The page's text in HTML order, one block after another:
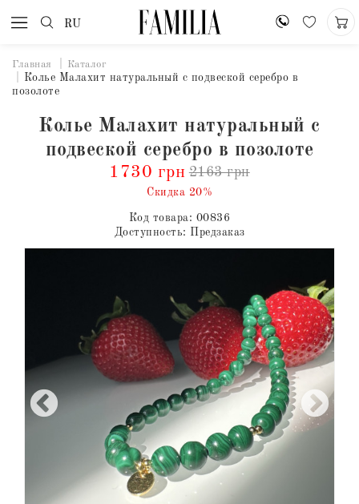
RU
Главная Каталог
Колье Малахит натуральный с подвеской серебро в
позолоте
Колье Малахит натуральный с
подвеской серебро в позолоте
1730 грн 2163 грн
Скидка 20%
Код товара: 00836
Доступность:
Предзаказ